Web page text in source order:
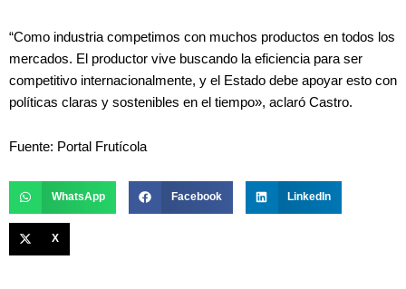
“Como industria competimos con muchos productos en todos los
mercados. El productor vive buscando la eficiencia para ser
competitivo internacionalmente, y el Estado debe apoyar esto con
políticas claras y sostenibles en el tiempo», aclaró Castro.
Fuente: Portal Frutícola
WhatsApp Facebook LinkedIn
X